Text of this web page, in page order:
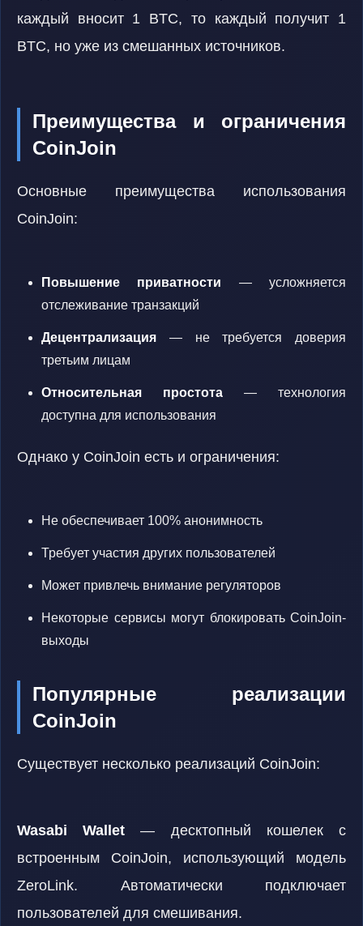
каждый вносит 1 BTC, то каждый получит 1
BTC, но уже из смешанных источников.
Преимущества и ограничения
CoinJoin
Основные преимущества использования
CoinJoin:
Повышение приватности — усложняется
отслеживание транзакций
Децентрализация — не требуется доверия
третьим лицам
Относительная простота — технология
доступна для использования
Однако у CoinJoin есть и ограничения:
Не обеспечивает 100% анонимность
Требует участия других пользователей
Может привлечь внимание регуляторов
Некоторые сервисы могут блокировать CoinJoin-
выходы
Популярные реализации
CoinJoin
Существует несколько реализаций CoinJoin:
Wasabi Wallet — десктопный кошелек с
встроенным CoinJoin, использующий модель
ZeroLink. Автоматически подключает
пользователей для смешивания.